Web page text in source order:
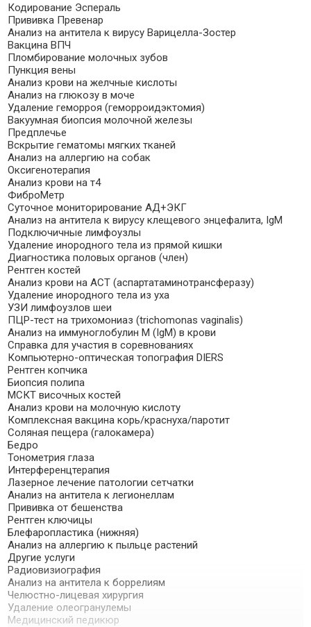
Кодирование Эспераль
Прививка Превенар
Анализ на антитела к вирусу Варицелла-Зостер
Вакцина ВПЧ
Пломбирование молочных зубов
Пункция вены
Анализ крови на желчные кислоты
Анализ на глюкозу в моче
Удаление геморроя (геморроидэктомия)
Вакуумная биопсия молочной железы
Предплечье
Вскрытие гематомы мягких тканей
Анализ на аллергию на собак
Оксигенотерапия
Анализ крови на т4
ФиброМетр
Суточное мониторирование АД+ЭКГ
Анализ на антитела к вирусу клещевого энцефалита, IgM
Подключичные лимфоузлы
Удаление инородного тела из прямой кишки
Диагностика половых органов (член)
Рентген костей
Анализ крови на АСТ (аспартатаминотрансферазу)
Удаление инородного тела из уха
УЗИ лимфоузлов шеи
ПЦР-тест на трихомониаз (trichomonas vaginalis)
Анализ на иммуноглобулин М (IgM) в крови
Справка для участия в соревнованиях
Компьютерно-оптическая топография DIERS
Рентген копчика
Биопсия полипа
МСКТ височных костей
Анализ крови на молочную кислоту
Комплексная вакцина корь/краснуха/паротит
Соляная пещера (галокамера)
Бедро
Тонометрия глаза
Интерференцтерапия
Лазерное лечение патологии сетчатки
Анализ на антитела к легионеллам
Прививка от бешенства
Рентген ключицы
Блефаропластика (нижняя)
Анализ на аллергию к пыльце растений
Другие услуги
Радиовизиография
Анализ на антитела к боррелиям
Челюстно-лицевая хирургия
Удаление олеогранулемы
Медицинский педикюр